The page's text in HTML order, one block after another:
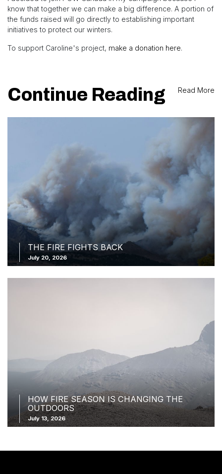
know that together we can make a big difference. A portion of
the funds raised will go directly to establishing important
initiatives to protect our winters.
To support Caroline's project, make a donation here.
Continue Reading Read More
THE FIRE FIGHTS BACK
July 20, 2026
HOW FIRE SEASON IS CHANGING THE
OUTDOORS
July 13, 2026